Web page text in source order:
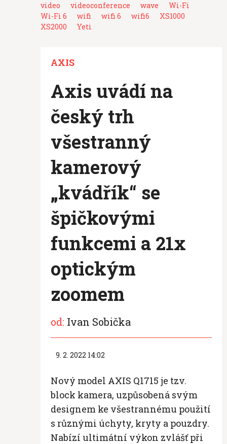
video
videoconference wave
Wi-Fi
Wi-Fi 6
wifi wifi 6 wifi6
XS1000
XS2000
Yeti
AXIS
Axis uvádí na
český trh
všestranný
kamerový
„kvádřík“ se
špičkovými
funkcemi a 21x
optickým
zoomem
od: Ivan Sobička
9. 2. 2022 14:02
Nový model AXIS Q1715 je tzv.
block kamera, uzpůsobená svým
designem ke všestrannému použití
s různými úchyty, kryty a pouzdry.
Nabízí ultimátní výkon zvlášť při